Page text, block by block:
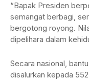
“Bapak Presiden
semangat berbagi,
bergotong royong.
dipelihara dalam
Secara nasional,
disalurkan kepada